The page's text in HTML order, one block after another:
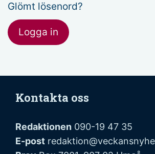
Glömt lösenord?
Kontakta oss
Redaktionen 090-19 47 35
E-post